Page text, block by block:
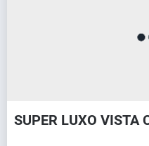
SUPER LUXO VISTA